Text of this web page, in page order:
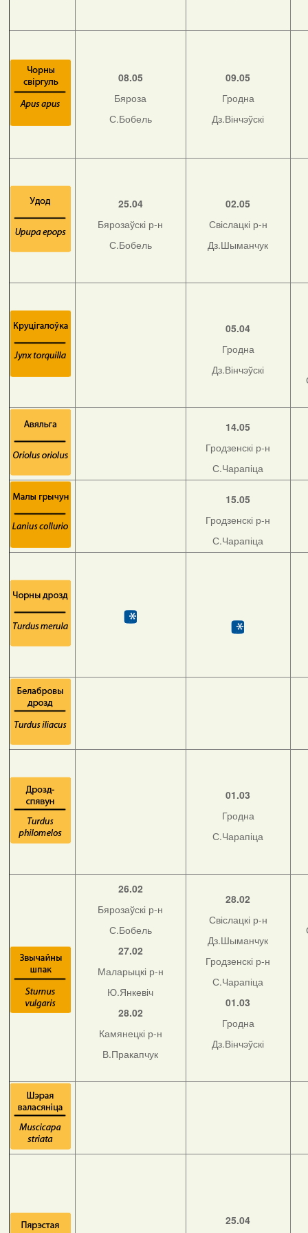
08.05
Бяроза
С.Бобель
09.05
Гродна
Дз.Вінчэўскі
25.04
Бярозаўскі р-н
С.Бобель
02.05
Свіслацкі р-н
Дз.Шыманчук
05.04
Гродна
Дз.Вінчэўскі
14.05
Гродзенскі р-н
С.Чарапіца
15.05
Гродзенскі р-н
С.Чарапіца
01.03
Гродна
С.Чарапіца
26.02
Бярозаўскі р-н
С.Бобель
27.02
Маларыцкі р-н
Ю.Янкевіч
28.02
Камянецкі р-н
В.Пракапчук
28.02
Свіслацкі р-н
Дз.Шыманчук
Гродзенскі р-н
С.Чарапіца
01.03
Гродна
Дз.Вінчэўскі
25.04